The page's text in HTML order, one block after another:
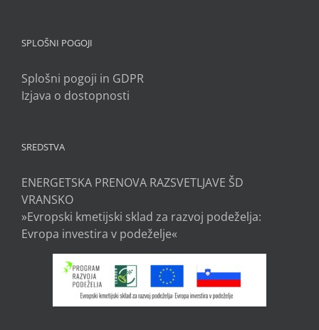
SPLOŠNI POGOJI
Splošni pogoji in GDPR
Izjava o dostopnosti
SREDSTVA
ENERGETSKA PRENOVA RAZSVETLJAVE ŠD
VRANSKO
»Evropski kmetijski sklad za razvoj podeželja:
Evropa investira v podeželje«